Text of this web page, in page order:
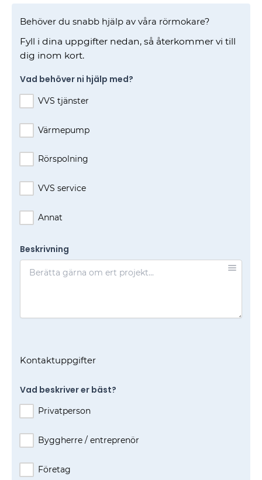
Behöver du snabb hjälp av våra rörmokare?
Fyll i dina uppgifter nedan, så återkommer vi till
dig inom kort.
Vad behöver ni hjälp med?
VVS tjänster
Värmepump
Rörspolning
VVS service
Annat
Beskrivning
Kontaktuppgifter
Vad beskriver er bäst?
Privatperson
Byggherre / entreprenör
Företag